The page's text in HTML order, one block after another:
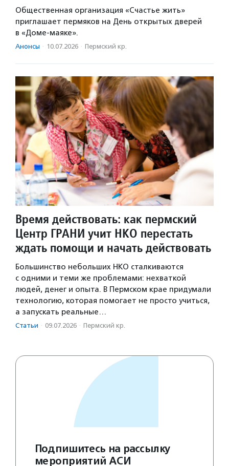
Общественная организация «Счастье жить»
приглашает пермяков на День открытых дверей
в «Доме-маяке».
Анонсы · 10.07.2026 · Пермский кр.
Время действовать: как пермский
Центр ГРАНИ учит НКО перестать
ждать помощи и начать действовать
Большинство небольших НКО сталкиваются
с одними и теми же проблемами: нехваткой
людей, денег и опыта. В Пермском крае придумали
технологию, которая помогает не просто учиться,
а запускать реальные…
Статьи · 09.07.2026 · Пермский кр.
Подпишитесь на рассылку
мероприятий АСИ